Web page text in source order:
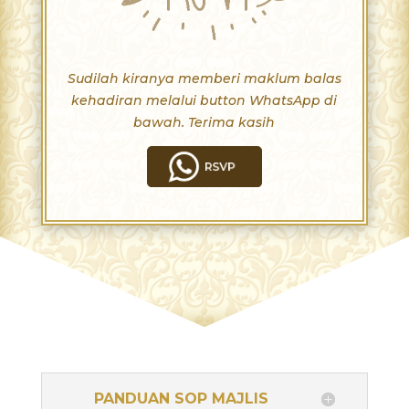
Sudilah kiranya memberi maklum balas
kehadiran melalui button WhatsApp di
bawah. Terima kasih
PANDUAN SOP MAJLIS